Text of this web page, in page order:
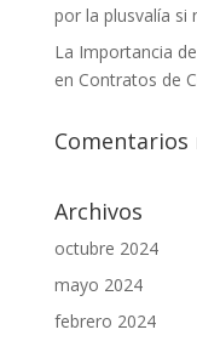
por la plusvalía si
La Importancia
en Contratos de
Comentarios
Archivos
octubre 2024
mayo 2024
febrero 2024